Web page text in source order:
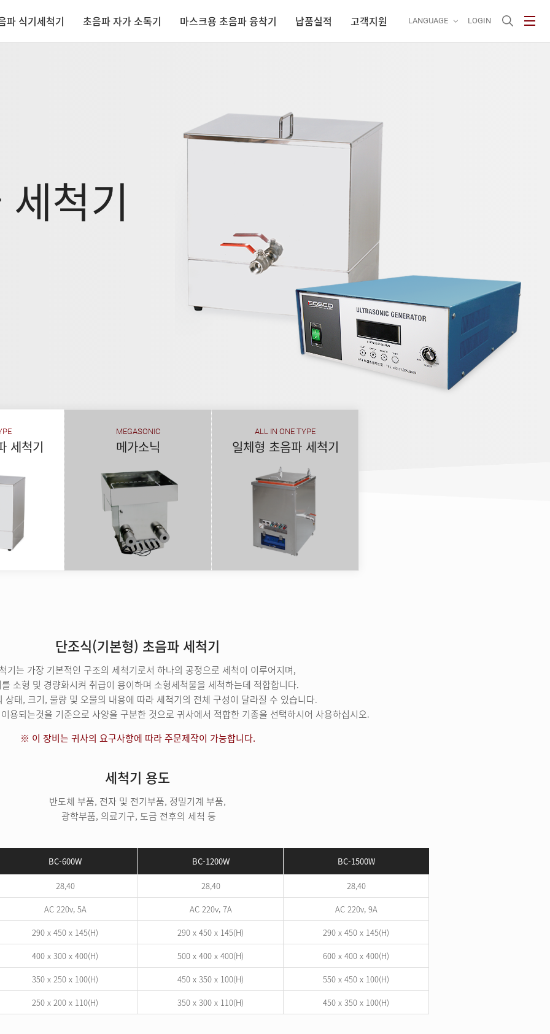
LANGUAGE
LISH
LOGIN
파 식기세척기 초음파 자가 소독기 마스크용 초음파 융착기 납품실적 고객지원
30년의 노하우!
(주)보성초음파가
새로운 친환경 초음파
식기세척기 시대 를 열어갑니다.
BOSCO의 기술과 기여
초음파 식기 세척기
초음파식기세척기 업소용 초음파식기세척기 가정용 초음파식기세척기 카페용
척기
세척기
MEGASONIC
메가소닉
더보기 견적받기
ALL IN ONE TYPE
일체형 초음파 세척기
더보기 견적받기
단조식(기본형) 초음파 세척기
기는 가장 기본적인 구조의 세척기로서 하나의 공정으로 세척이 이루어지며,
소형 및 경량화시켜 취급이 용이하며 소형세척물을 세척하는데 적합합니다.
상태, 크기, 물량 및 오물의 내용에 따라 세척기의 전체 구성이 달라질 수 있습니다.
용되는것을 기준으로 사양을 구분한 것으로 귀사에서 적합한 기종을 선택하시어 사용하십시오.
세척기 용도
반도체 부품, 전자 및 전기부품, 정밀기계 부품,
광학부품, 의료기구, 도금 전후의 세척 등
BC-600W BC-1200W BC-1500W
28,40 28,40
28,40
AC 220v, 5A
AC 220v, 7A
AC 220v, 9A
​​​290 x 450 x 145(H)​​​
​​​​​290 x 450 x 145(H)​​​​​
​​​290 x 450 x 145(H)​​​
400 x 300 x 400(H)
500 x 400 x 400(H)
600 x 400 x 400(H)
350 x 250 x 100(H)
450 x 350 x 100(H)
550 x 450 x 100(H)
250 x 200 x 110(H)
350 x 300 x 110(H) 450 x 350 x 100(H)